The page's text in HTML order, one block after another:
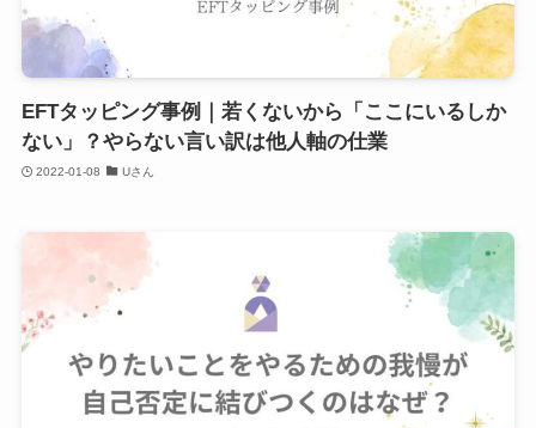
EFTタッピング事例｜若くないから「ここにいるしか
ない」？やらない言い訳は他人軸の仕業
2022-01-08 Uさん